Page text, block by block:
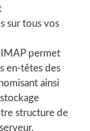
sur tous vos
IMAP permet
en-têtes des
ainsi
structure de